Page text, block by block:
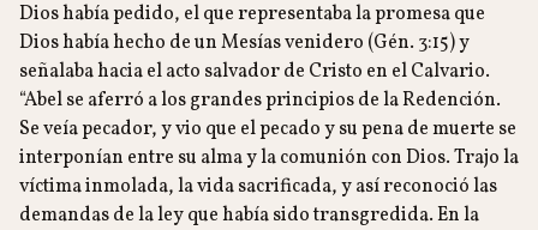
Dios había pedido, el que representaba la promesa que
Dios había hecho de un Mesías venidero (Gén. 3:15) y
señalaba hacia el acto salvador de Cristo en el Calvario.
“Abel se aferró a los grandes principios de la Redención.
Se veía pecador, y vio que el pecado y su pena de muerte se
interponían entre su alma y la comunión con Dios. Trajo la
víctima inmolada, la vida sacrificada, y así reconoció las
demandas de la ley que había sido transgredida. En la